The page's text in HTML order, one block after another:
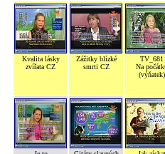
Kvalita lásky
zvířata CZ
Zážitky blízké
smrti CZ
TV_681
Na
(výňatek)